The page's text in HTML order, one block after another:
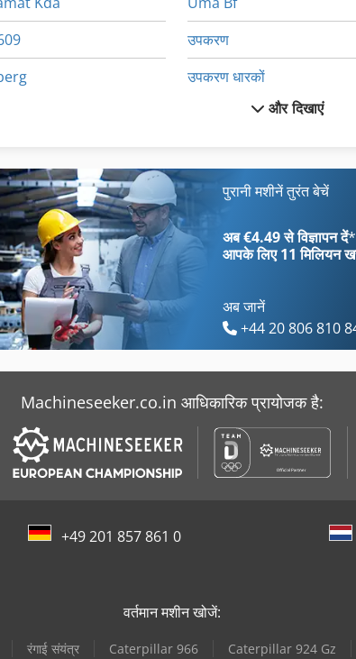
A81
Rs 00
उपकरण
उपकरण धारकों
उपकरण मापने मशीन
दफ़्ती तह मशीन
दबा सकते हैं
और दिखाएं
पुरानी मशीनें तुरंत बेचें
अब €4.49 से विज्ञापन दें*
आपके लिए11 मिलियन
अब जानें
+44 20 806 810
Machineseeker.co.in आधिकारिक प्रायोजक है:
+49 201 857 861 0
वर्तमान मशीन खोजें:
रंगाई संयंत्र Caterpillar 966 Caterpillar 924 Gz